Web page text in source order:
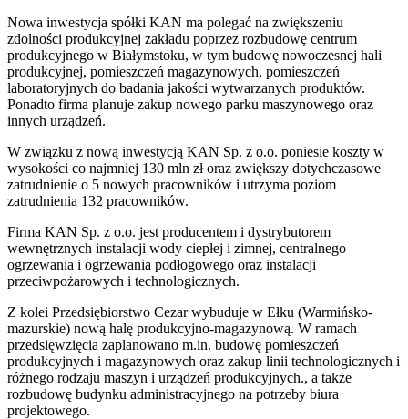
Nowa inwestycja spółki KAN ma polegać na zwiększeniu
zdolności produkcyjnej zakładu poprzez rozbudowę centrum
produkcyjnego w Białymstoku, w tym budowę nowoczesnej hali
produkcyjnej, pomieszczeń magazynowych, pomieszczeń
laboratoryjnych do badania jakości wytwarzanych produktów.
Ponadto firma planuje zakup nowego parku maszynowego oraz
innych urządzeń.
W związku z nową inwestycją KAN Sp. z o.o. poniesie koszty w
wysokości co najmniej 130 mln zł oraz zwiększy dotychczasowe
zatrudnienie o 5 nowych pracowników i utrzyma poziom
zatrudnienia 132 pracowników.
Firma KAN Sp. z o.o. jest producentem i dystrybutorem
wewnętrznych instalacji wody ciepłej i zimnej, centralnego
ogrzewania i ogrzewania podłogowego oraz instalacji
przeciwpożarowych i technologicznych.
Z kolei Przedsiębiorstwo Cezar wybuduje w Ełku (Warmińsko-
mazurskie) nową halę produkcyjno-magazynową. W ramach
przedsięwzięcia zaplanowano m.in. budowę pomieszczeń
produkcyjnych i magazynowych oraz zakup linii technologicznych i
różnego rodzaju maszyn i urządzeń produkcyjnych., a także
rozbudowę budynku administracyjnego na potrzeby biura
projektowego.